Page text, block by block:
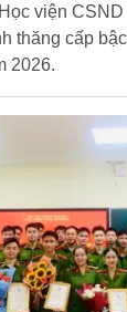
viện
thăng cấp
2026.